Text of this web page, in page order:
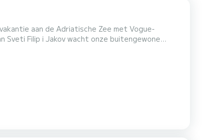
aan de Adriatische Zee met Vogue-
Sveti Filip i Jakov wacht onze buitengewone
maximaal comfort, veiligheid en persoonlijke